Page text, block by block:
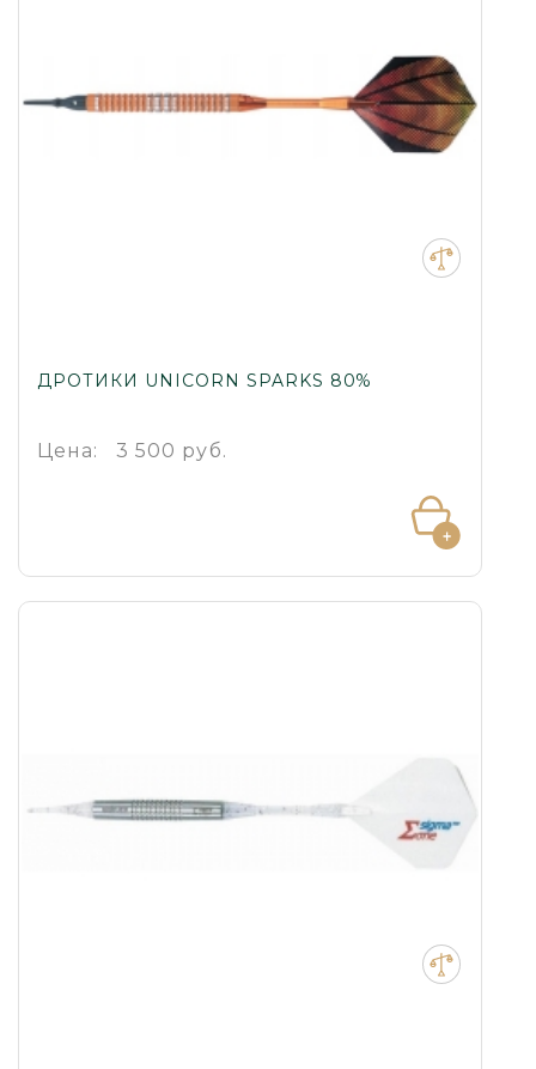
ДРОТИКИ UNICORN SPARKS 80%
Цена: 3 500 руб.